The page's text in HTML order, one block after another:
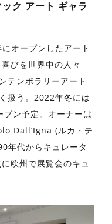
ク アート ギャラ
オープンしたアート
びを世界中の人々
テンポラリーアート
扱う。2022年冬には
プン予定。オーナーは
Dall’Igna (ルカ・テ
年代からキュレータ
欧州で展覧会のキュ